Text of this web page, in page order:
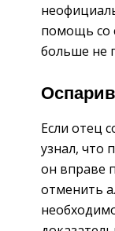
помощь со
больше не
Если отец
узнал, что
он вправе
отменить